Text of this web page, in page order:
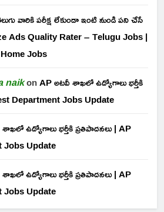
వారికి పరీక్ష లేకుండా ఇంటి నుండి పని చేసే
Ads Quality Rater – Telugu Jobs |
Jobs
naikonAP అటవీ శాఖలో ఉద్యోగాలు భర్తీకి
Department Jobs Update
ఉద్యోగాలు భర్తీకి ప్రతిపాదనలు | AP
Jobs Update
ఉద్యోగాలు భర్తీకి ప్రతిపాదనలు | AP
Jobs Update